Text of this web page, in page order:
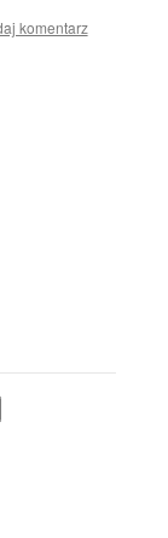
komentarz